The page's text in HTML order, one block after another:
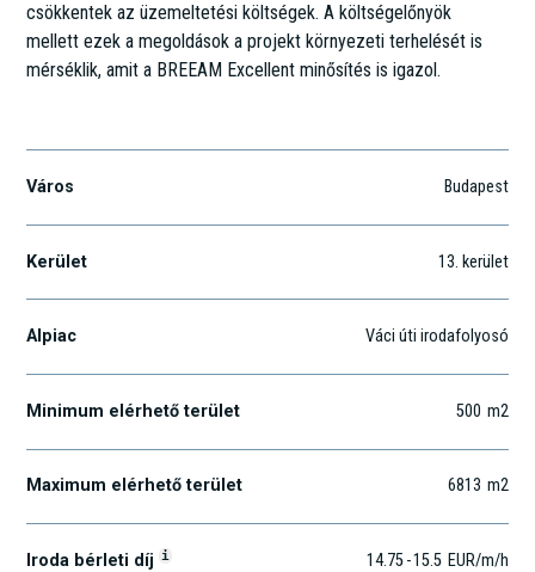
csökkentek az üzemeltetési költségek. A költségelőnyök
mellett ezek a megoldások a projekt környezeti terhelését is
mérséklik, amit a BREEAM Excellent minősítés is igazol.
Város Budapest
Kerület 13. kerület
Alpiac Váci úti irodafolyosó
Minimum elérhető terület 500 m2
Maximum elérhető terület 6813 m2
Iroda bérleti díj i 14.75-15.5 EUR/m/h